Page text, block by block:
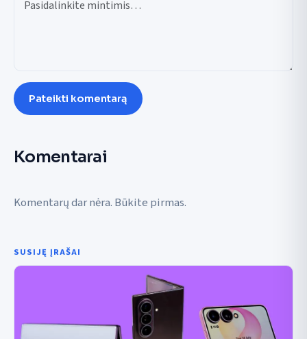
Pateikti komentarą
Komentarai
Komentarų dar nėra. Būkite pirmas.
SUSIJĘ ĮRAŠAI